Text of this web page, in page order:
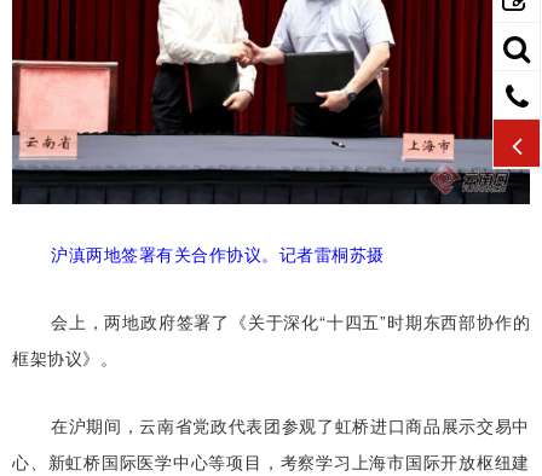
沪滇两地签署有关合作协议。记者雷桐苏摄
会上，两地政府签署了《关于深化“十四五”时期东西部协作的
框架协议》。
在沪期间，云南省党政代表团参观了虹桥进口商品展示交易中
心、新虹桥国际医学中心等项目，考察学习上海市国际开放枢纽建